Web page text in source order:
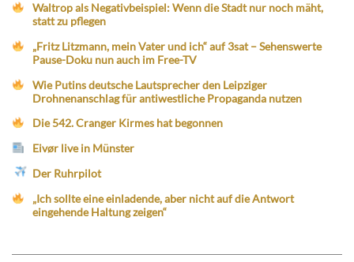
Waltrop als Negativbeispiel: Wenn die Stadt nur noch mäht,
statt zu pflegen
„Fritz Litzmann, mein Vater und ich“ auf 3sat – Sehenswerte
Pause-Doku nun auch im Free-TV
Wie Putins deutsche Lautsprecher den Leipziger
Drohnenanschlag für antiwestliche Propaganda nutzen
Die 542. Cranger Kirmes hat begonnen
Eivør live in Münster
Der Ruhrpilot
„Ich sollte eine einladende, aber nicht auf die Antwort
eingehende Haltung zeigen“